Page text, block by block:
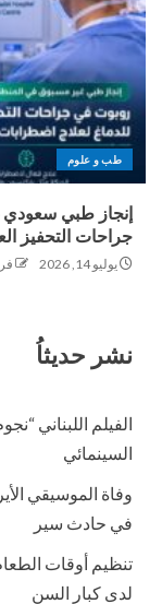
طب و علوم
إنجاز طبي
جراحات التحفيز
يوليو 14, 2026
نشر حديثاُ
الفيلم اللبناني
السينمائي
وفاة الموسيقي
في حادث سير
تنظيم أوقات
لدى كبار السن